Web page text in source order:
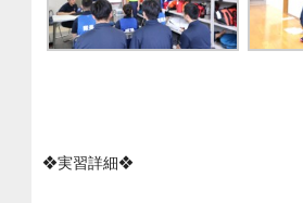
❖実習詳細❖